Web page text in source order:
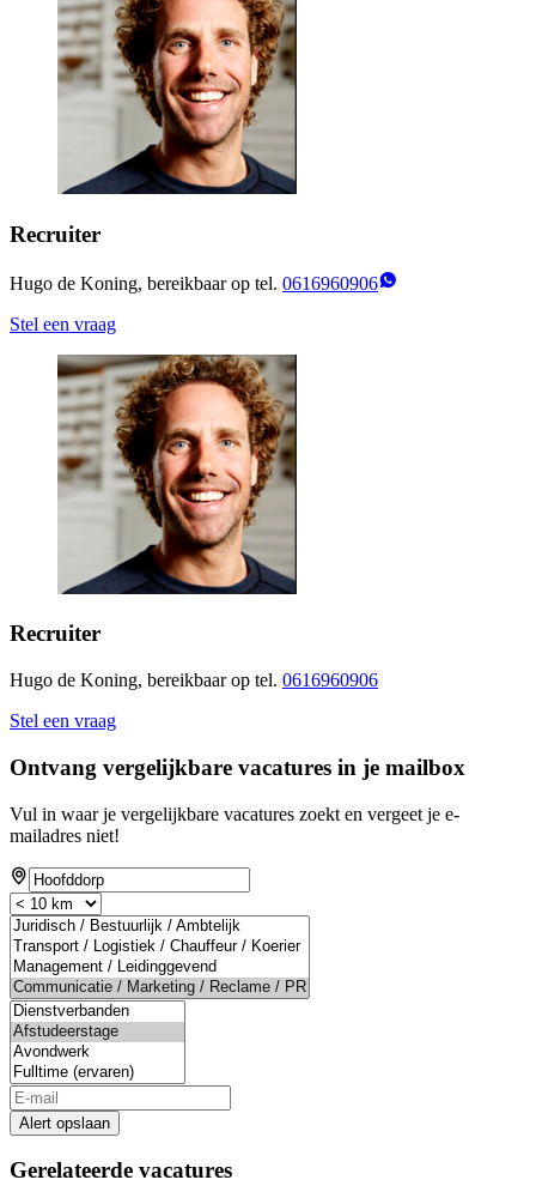
Recruiter
Hugo de Koning, bereikbaar op tel. 0616960906
Stel een vraag
Recruiter
Hugo de Koning, bereikbaar op tel. 0616960906
Stel een vraag
Ontvang vergelijkbare vacatures in je mailbox
Vul in waar je vergelijkbare vacatures zoekt en vergeet je e-
mailadres niet!
Alert opslaan
Gerelateerde vacatures